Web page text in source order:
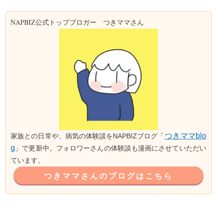
NAPBIZ公式トップブロガー つきママさん
家族との日常や、病気の体験談をNAPBIZブログ「つきママblo
g 」で更新中。フォロワーさんの体験談も漫画にさせていただい
ています。
つきママさんのブログはこちら